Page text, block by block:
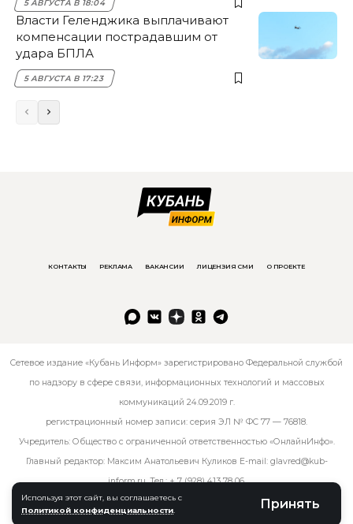
Используя этот сайт, вы соглашаетесь с
Политикой конфиденциальности
Принять
5 АВГУСТА В 18:04
Власти Геленджика выплачивают
компенсации пострадавшим от
удара БПЛА
5 АВГУСТА В 17:23
КОНТАКТЫ РЕКЛАМА ВАКАНСИИ ЛИЦЕНЗИЯ СМИ О ПРОЕКТЕ
Сетевое издание «Кубань Информ» зарегистрировано Федеральной службой
по надзору в сфере связи, информационных технологий и массовых
коммуникаций 24.09.2019 г.
регистрационный номер записи: серия ЭЛ № ФС 77 — 76818.
Учредитель: Общество с ограниченной ответственностью «ОнлайнИнфо».
Главный редактор: Максим Анатольевич Куликов E-mail: glavred@kub-
inform.ru. Тел.:+ 7 (928) 413 78 06.
© kub-inform 2026